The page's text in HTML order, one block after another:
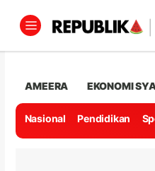
AMEERA EKONOMI
Nasional Pendidikan